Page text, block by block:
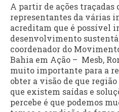
A partir de ações traçadas
representantes da várias
acreditam que é possível
desenvolvimento
coordenador do
Bahia em Ação – Mesb,
muito importante para a
obter a visão de que
que existem saídas e
percebe é que podemos